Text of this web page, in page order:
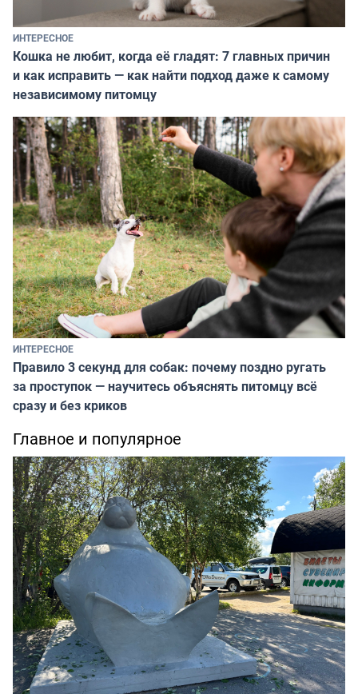
ИНТЕРЕСНОЕ
Кошка не любит, когда её гладят: 7 главных причин
и как исправить — как найти подход даже к самому
независимому питомцу
ИНТЕРЕСНОЕ
Правило 3 секунд для собак: почему поздно ругать
за проступок — научитесь объяснять питомцу всё
сразу и без криков
Главное и популярное